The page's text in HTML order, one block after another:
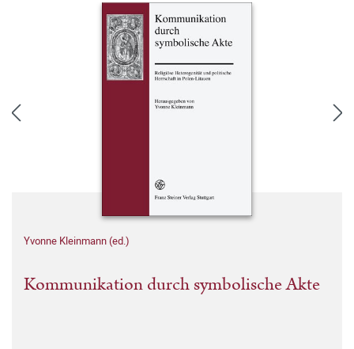
Yvonne Kleinmann (ed.)
Kommunikation durch symbolische Akte